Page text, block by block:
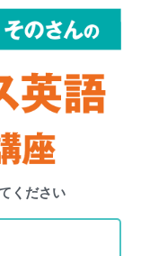
ください